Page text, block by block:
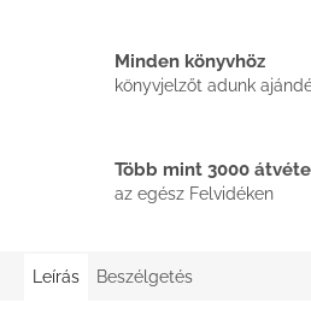
Minden könyvhöz
könyvjelzőt adunk
Több mint 3000
az egész Felvidéken
Leírás Beszélgetés